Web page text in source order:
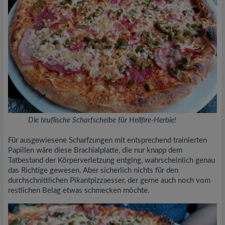
Die teuflische Scharfscheibe für Hellfire-Herbie!
Für ausgewiesene Scharfzungen mit entsprechend trainierten
Papillen wäre diese Brachialplatte, die nur knapp dem
Tatbestand der Körperverletzung entging, wahrscheinlich genau
das Richtige gewesen. Aber sicherlich nichts für den
durchschnittlichen Pikantpizzaesser, der gerne auch noch vom
restlichen Belag etwas schmecken möchte.